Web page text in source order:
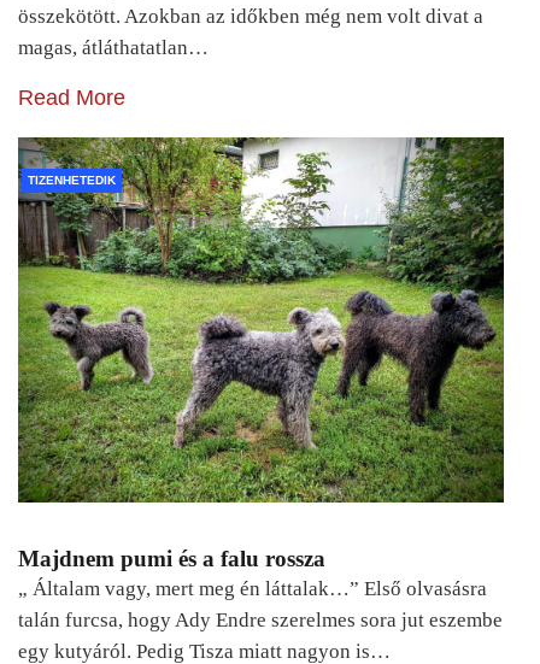
összekötött. Azokban az időkben még nem volt divat a
magas, átláthatatlan…
Read More
TIZENHETEDIK
Majdnem pumi és a falu rossza
„ Általam vagy, mert meg én láttalak…” Első olvasásra
talán furcsa, hogy Ady Endre szerelmes sora jut eszembe
egy kutyáról. Pedig Tisza miatt nagyon is…